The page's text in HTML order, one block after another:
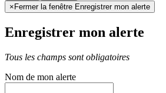
× Fermer la fenêtre Enregistrer mon alerte
Enregistrer mon alerte
Tous les champs sont obligatoires
Nom de mon alerte